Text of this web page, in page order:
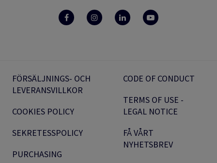
FÖRSÄLJNINGS- OCH
LEVERANSVILLKOR
COOKIES POLICY
SEKRETESSPOLICY
PURCHASING
CODE OF CONDUCT
TERMS OF USE -
LEGAL NOTICE
FÅ VÅRT
NYHETSBREV